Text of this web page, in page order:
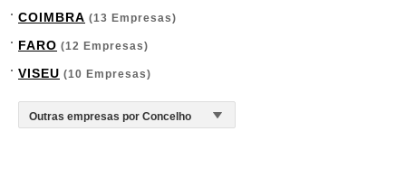
COIMBRA (13 Empresas)
FARO (12 Empresas)
VISEU (10 Empresas)